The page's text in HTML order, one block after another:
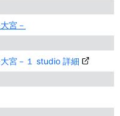
宮－
宮－１ studio 詳細